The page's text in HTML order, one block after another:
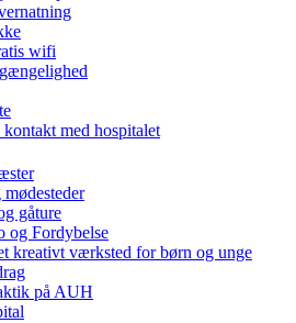
wifi
med hospitalet
gåture
og Fordybelse
kreativt værksted for børn og unge
på AUH